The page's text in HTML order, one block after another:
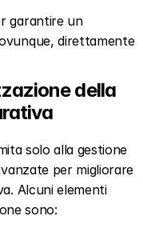
garantire un
direttamente
della
solo alla gestione
per migliorare
Alcuni elementi
sono: